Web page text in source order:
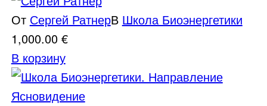
От Сергей РатнерВ Школа Биоэнергетики
1,000.00 €
В корзину